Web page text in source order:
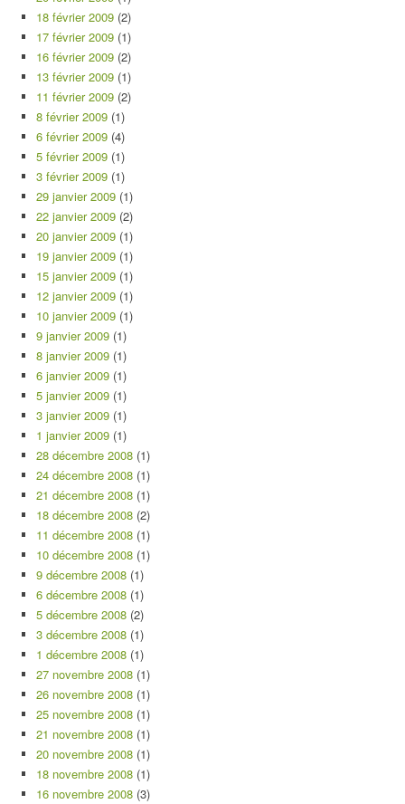
18 février 2009 (2)
17 février 2009 (1)
16 février 2009 (2)
13 février 2009 (1)
11 février 2009 (2)
8 février 2009 (1)
6 février 2009 (4)
5 février 2009 (1)
3 février 2009 (1)
29 janvier 2009 (1)
22 janvier 2009 (2)
20 janvier 2009 (1)
19 janvier 2009 (1)
15 janvier 2009 (1)
12 janvier 2009 (1)
10 janvier 2009 (1)
9 janvier 2009 (1)
8 janvier 2009 (1)
6 janvier 2009 (1)
5 janvier 2009 (1)
3 janvier 2009 (1)
1 janvier 2009 (1)
28 décembre 2008 (1)
24 décembre 2008 (1)
21 décembre 2008 (1)
18 décembre 2008 (2)
11 décembre 2008 (1)
10 décembre 2008 (1)
9 décembre 2008 (1)
6 décembre 2008 (1)
5 décembre 2008 (2)
3 décembre 2008 (1)
1 décembre 2008 (1)
27 novembre 2008 (1)
26 novembre 2008 (1)
25 novembre 2008 (1)
21 novembre 2008 (1)
20 novembre 2008 (1)
18 novembre 2008 (1)
16 novembre 2008 (3)